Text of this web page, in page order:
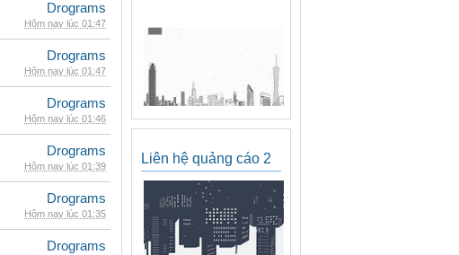
Drograms
Hôm nay lúc 01:47
Drograms
Hôm nay lúc 01:47
Drograms
Hôm nay lúc 01:46
Drograms
Hôm nay lúc 01:39
Drograms
Hôm nay lúc 01:35
Drograms
Liên hệ quảng cáo 2